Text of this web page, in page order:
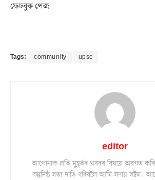
ফেচবুক পেজ
Tags: community upsc
editor
আপোনাক প্ৰতি মুহূৰ্তৰ খবৰৰ বিষয়ে অৱগত
বস্তুনিষ্ঠ সত্য দাঙি ধৰিবলৈ আমি সদায়